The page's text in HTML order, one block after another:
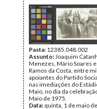
Pasta: 12385.048.002
Assunto:Joaquim
Menezes, Mário Soares
Ramos da Costa, entre
apoiantes do Partido
nas imediações do
Maio, no dia da
Maio de 1975.
Data: quinta, 1 de maio